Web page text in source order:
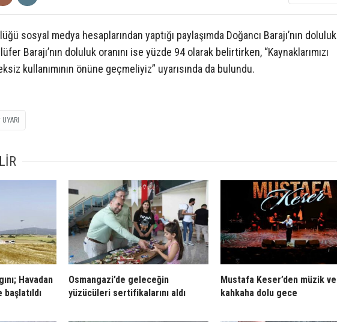
sosyal medya hesaplarından yaptığı paylaşımda Doğancı Barajı’nın doluluk
Barajı’nın doluluk oranını ise yüzde 94 olarak belirtirken, “Kaynaklarımızı
kullanımının önüne geçmeliyiz” uyarısında da bulundu.
UYARI
Havadan
Osmangazi’de geleceğin
yüzücüleri sertifikalarını aldı
Mustafa Keser’den müzik ve
kahkaha dolu gece